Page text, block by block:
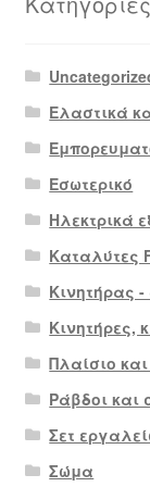
Ελαστικά
Εσωτερικό
Ηλεκτρικά
Καταλύτες
Κινητήρας
Κινητήρες,
Πλαίσιο
Ράβδοι και
Σετ
Σώμα